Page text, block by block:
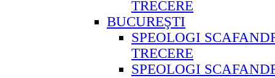
TRECERE
BUCUREŞTI
SPEOLOGI
TRECERE
SPEOLOGI